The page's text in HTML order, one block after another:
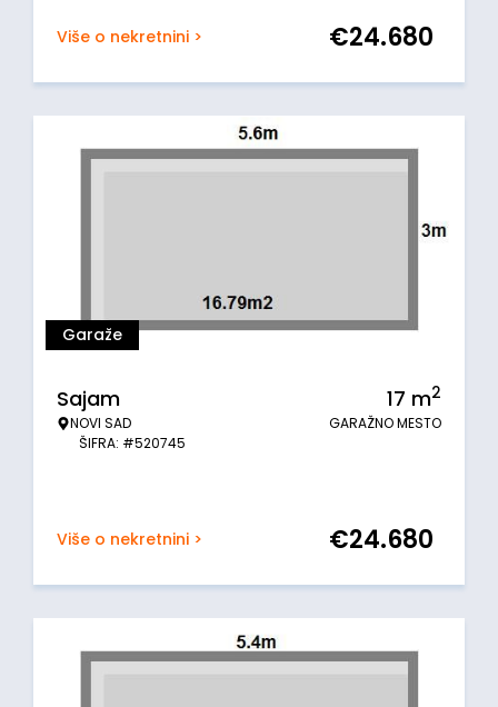
Više o nekretnini > €24.680
Garaže
Sajam
NOVI SAD
ŠIFRA: #520745
17 m2
GARAŽNO MESTO
Više o nekretnini > €24.680